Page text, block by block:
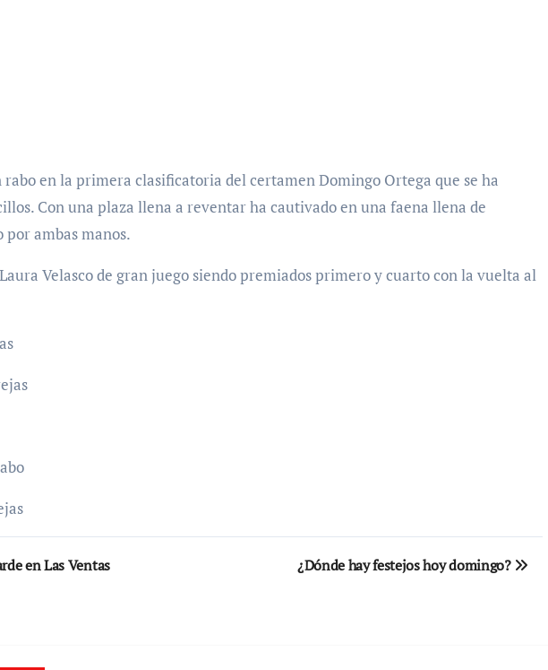
Con una plaza llena a reventar ha cautivado en una faena llena de
ambas manos.
Velasco de gran juego siendo premiados primero y cuarto con la vuelta al
en Las Ventas ¿Dónde hay festejos hoy domingo?